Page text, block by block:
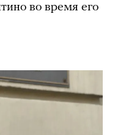
во время его